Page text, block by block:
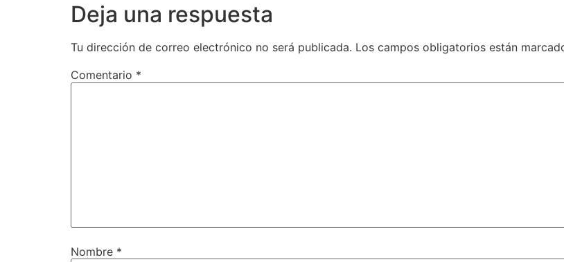
Deja una respuesta
Tu dirección de correo electrónico no será publicada. Los campos obligatorios están
Comentario *
Nombre *